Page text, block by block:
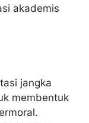
akademis
jangka
membentuk